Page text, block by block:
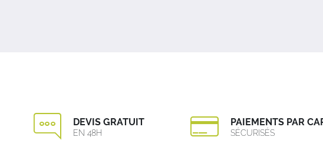
DEVIS GRATUIT
EN 48H
PAIEMENTS PAR
SÉCURISÉS